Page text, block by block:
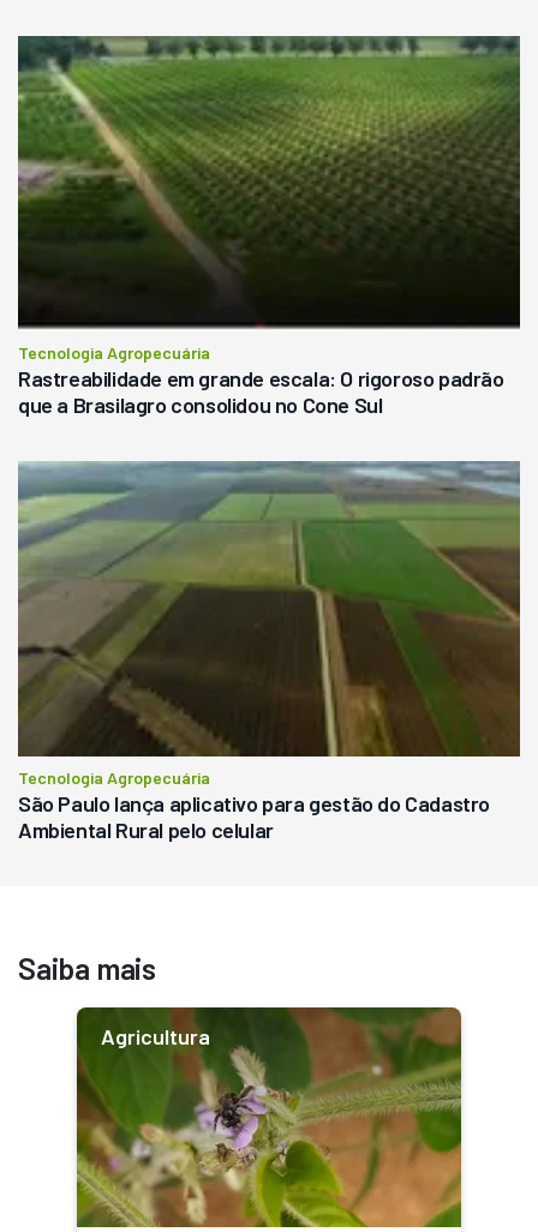
Tecnologia Agropecuária
Rastreabilidade em grande escala: O rigoroso padrão
que a Brasilagro consolidou no Cone Sul
Tecnologia Agropecuária
São Paulo lança aplicativo para gestão do Cadastro
Ambiental Rural pelo celular
Saiba mais
Agricultura